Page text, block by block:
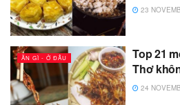
23
ĂN GÌ - Ở ĐÂU
Top 21
Thơ
24